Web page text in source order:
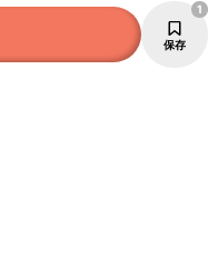
保存
1